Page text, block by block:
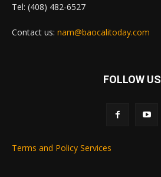
Tel: (408) 482-6527
Contact us: nam@baocalitoday.com
FOLLOW US
Terms and Policy Services